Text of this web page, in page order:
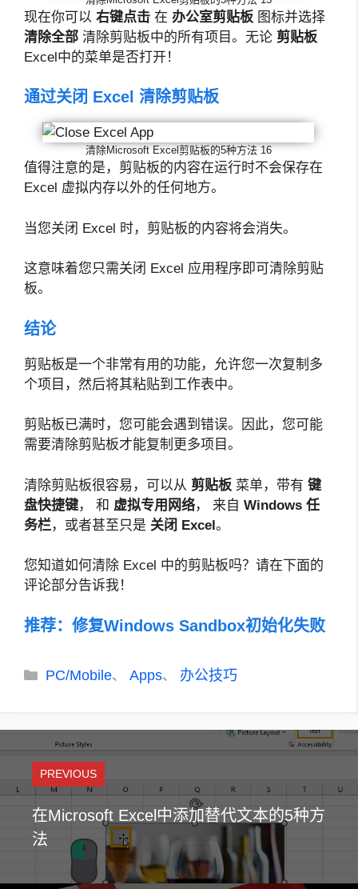
现在你可以 右键点击 在 办公室剪贴板 图标并选择
清除全部 清除剪贴板中的所有项目。无论 剪贴板
Excel中的菜单是否打开！
通过关闭 Excel 清除剪贴板
清除Microsoft Excel剪贴板的5种方法 16
值得注意的是，剪贴板的内容在运行时不会保存在
Excel 虚拟内存以外的任何地方。
当您关闭 Excel 时，剪贴板的内容将会消失。
这意味着您只需关闭 Excel 应用程序即可清除剪贴
板。
结论
剪贴板是一个非常有用的功能，允许您一次复制多
个项目，然后将其粘贴到工作表中。
剪贴板已满时，您可能会遇到错误。因此，您可能
需要清除剪贴板才能复制更多项目。
清除剪贴板很容易，可以从 剪贴板 菜单，带有 键
盘快捷键， 和 虚拟专用网络， 来自 Windows 任
务栏，或者甚至只是 关闭 Excel。
您知道如何清除 Excel 中的剪贴板吗？请在下面的
评论部分告诉我！
推荐： 修复Windows Sandbox初始化失败
分
PC/Mobile、Apps、 办公技巧
PREVIOUS
在Microsoft Excel中添加替代文本的5种方
法